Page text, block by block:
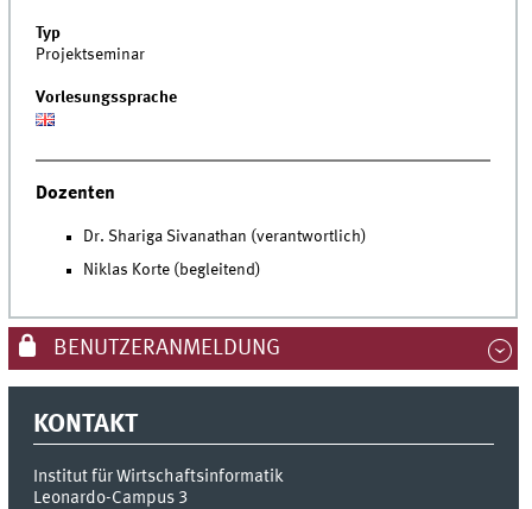
Typ
Projektseminar
Vorlesungssprache
Dozenten
Dr. Shariga Sivanathan (verantwortlich)
Niklas Korte (begleitend)
BENUTZERANMELDUNG
KONTAKT
Institut für Wirtschaftsinformatik
Leonardo-Campus 3